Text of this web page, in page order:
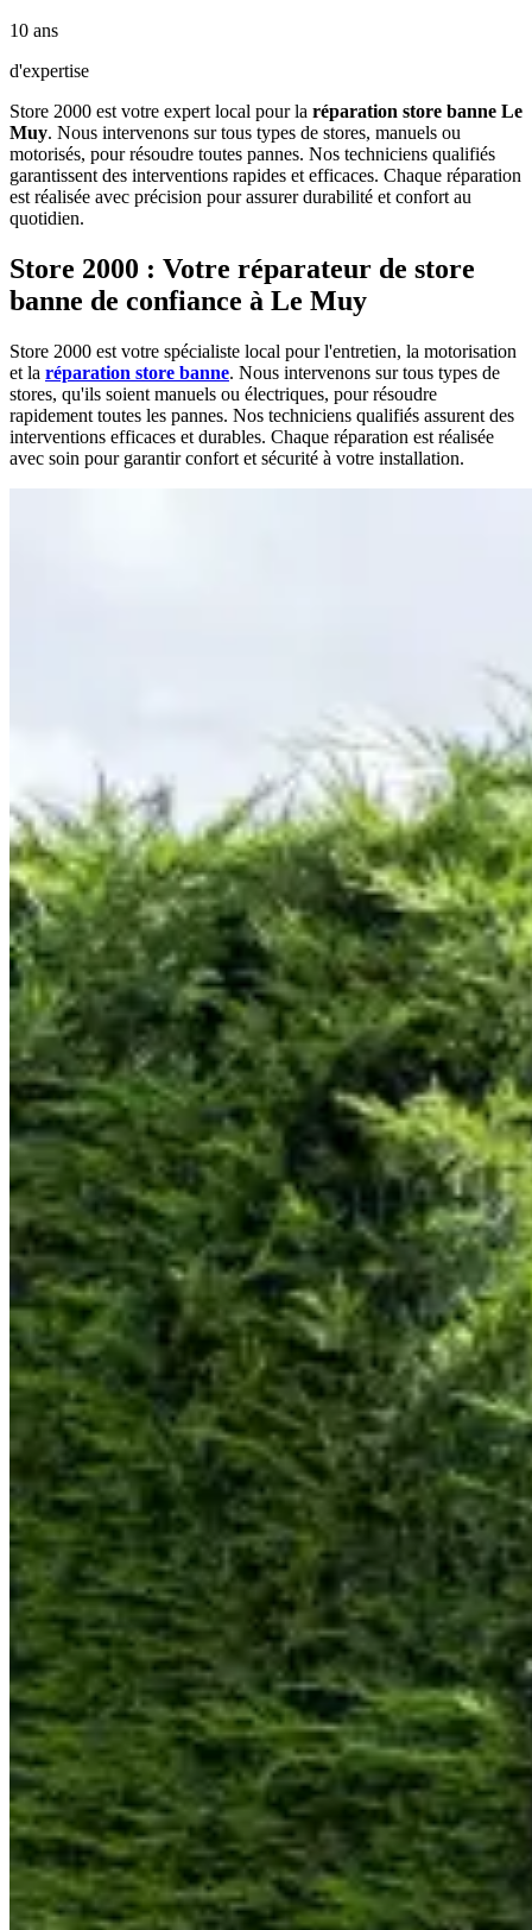
10 ans
d'expertise
Store 2000 est votre expert local pour la réparation store banne Le
Muy. Nous intervenons sur tous types de stores, manuels ou
motorisés, pour résoudre toutes pannes. Nos techniciens qualifiés
garantissent des interventions rapides et efficaces. Chaque réparation
est réalisée avec précision pour assurer durabilité et confort au
quotidien.
Store 2000 : Votre réparateur de store
banne de confiance à Le Muy
Store 2000 est votre spécialiste local pour l'entretien, la motorisation
et la réparation store banne. Nous intervenons sur tous types de
stores, qu'ils soient manuels ou électriques, pour résoudre
rapidement toutes les pannes. Nos techniciens qualifiés assurent des
interventions efficaces et durables. Chaque réparation est réalisée
avec soin pour garantir confort et sécurité à votre installation.